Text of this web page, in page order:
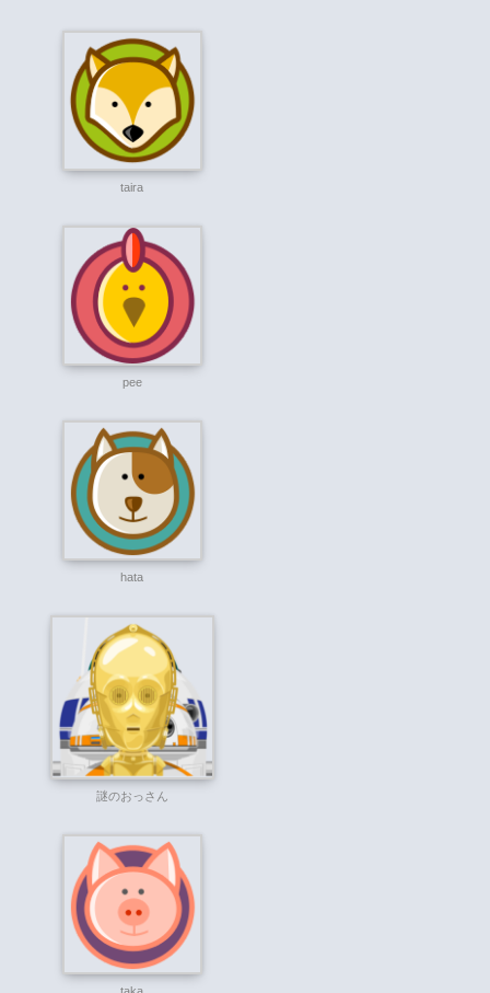
taira
pee
hata
謎のおっさん